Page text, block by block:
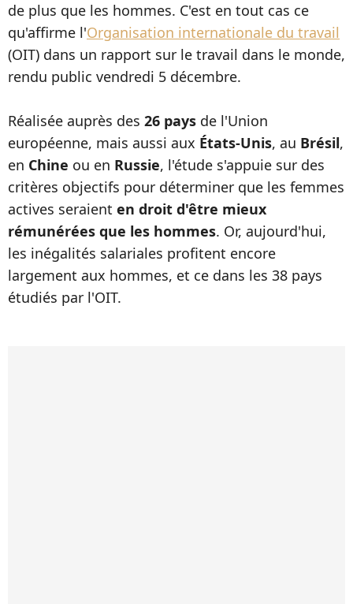
de plus que les hommes. C'est en tout cas ce
qu'affirme l'Organisation internationale du travail
(OIT) dans un rapport sur le travail dans le monde,
rendu public vendredi 5 décembre.
Réalisée auprès des 26 pays de l'Union
européenne, mais aussi aux États-Unis, au Brésil,
en Chine ou en Russie, l'étude s'appuie sur des
critères objectifs pour déterminer que les femmes
actives seraient en droit d'être mieux
rémunérées que les hommes. Or, aujourd'hui,
les inégalités salariales profitent encore
largement aux hommes, et ce dans les 38 pays
étudiés par l'OIT.